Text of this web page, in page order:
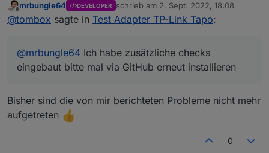
Offline
mrbungle64 DEVELOPER schrieb am 2. Sept. 2022, 18:08
zuletzt editiert von
@tombox sagte in Test Adapter TP-Link Tapo:
@mrbungle64 Ich habe zusätzliche checks
eingebaut bitte mal via GitHub erneut installieren
Bisher sind die von mir berichteten Probleme nicht mehr
aufgetreten
0